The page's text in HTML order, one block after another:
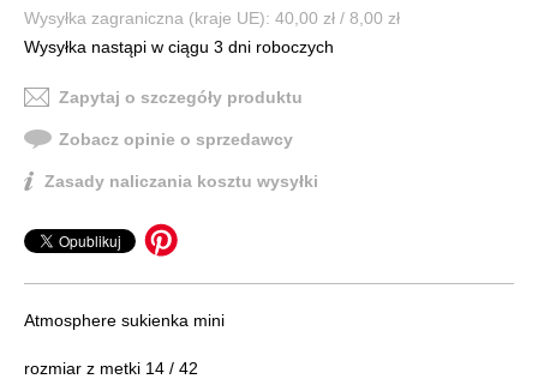
Wysyłka zagraniczna (kraje UE): 40,00 zł / 8,00 zł
Wysyłka nastąpi w ciągu 3 dni roboczych
Zapytaj o szczegóły produktu
Zobacz opinie o sprzedawcy
Zasady naliczania kosztu wysyłki
Atmosphere sukienka mini
rozmiar z metki 14 / 42